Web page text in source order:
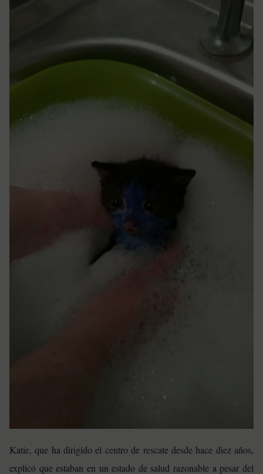
Katie, que ha dirigido el centro de rescate desde hace diez años,
explicó que estaban en un estado de salud razonable a pesar del